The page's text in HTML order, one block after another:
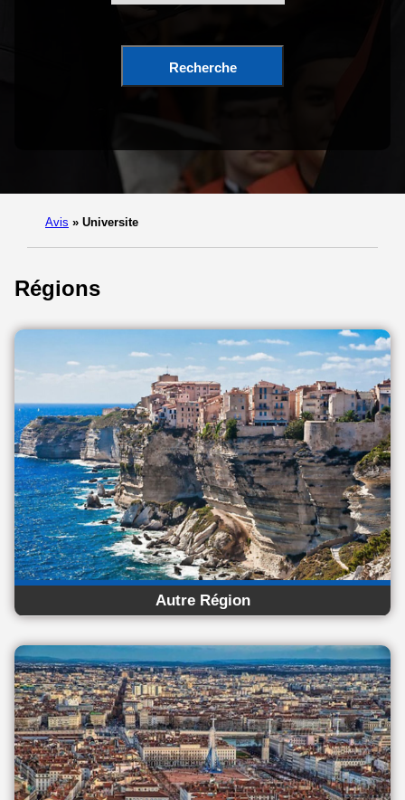
Recherche
Avis » Universite
Régions
Autre Région